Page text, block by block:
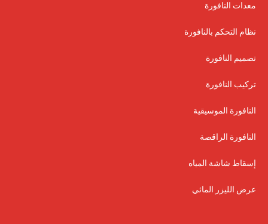
معدات النافورة
نظام التحكم بالنافورة
تصميم النافورة
تركيب النافورة
النافورة الموسيقية
النافورة الراقصة
إسقاط شاشة المياه
عرض الليزر المائي